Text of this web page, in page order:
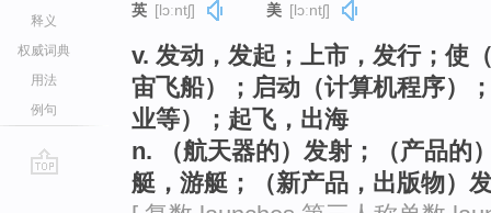
释义
权威词典
用法
例句
英 [lɔːntʃ] 美 [lɔːntʃ]
v. 发动，发起；上市，发行；使
宙飞船）；启动（计算机程序）
业等）；起飞，出海
n. （航天器的）发射；（产品的
艇，游艇；（新产品，出版物）